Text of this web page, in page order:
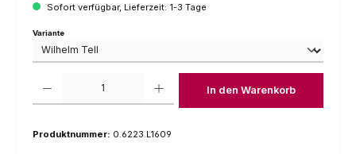
Sofort verfügbar, Lieferzeit: 1-3 Tage
Varianteauswählen
In den Warenkorb
Produktnummer: 0.6223.L1609